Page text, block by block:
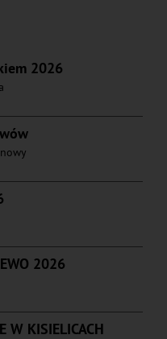
2026
2026
W KISIELICACH